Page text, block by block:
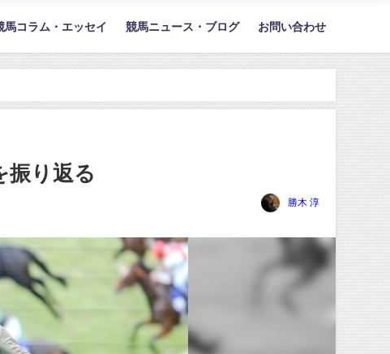
馬コラム・エッセイ 競馬ニュース・ブログ お問い合わせ
振り返る
勝木 淳